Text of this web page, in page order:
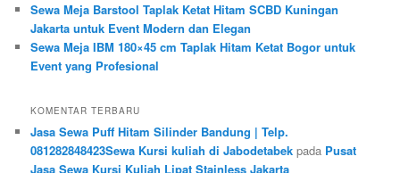
Sewa Meja Barstool Taplak Ketat Hitam SCBD Kuningan
Jakarta untuk Event Modern dan Elegan
Sewa Meja IBM 180×45 cm Taplak Hitam Ketat Bogor untuk
Event yang Profesional
KOMENTAR TERBARU
Jasa Sewa Puff Hitam Silinder Bandung | Telp.
081282848423Sewa Kursi kuliah di Jabodetabek pada Pusat
Jasa Sewa Kursi Kuliah Lipat Stainless Jakarta